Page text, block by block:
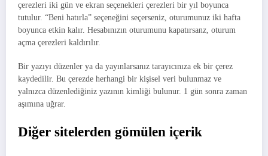
çerezleri iki gün ve ekran seçenekleri çerezleri bir yıl boyunca
tutulur. “Beni hatırla” seçeneğini seçerseniz, oturumunuz iki hafta
boyunca etkin kalır. Hesabınızın oturumunu kapatırsanz, oturum
açma çerezleri kaldırılır.
Bir yazıyı düzenler ya da yayınlarsanız tarayıcınıza ek bir çerez
kaydedilir. Bu çerezde herhangi bir kişisel veri bulunmaz ve
yalnızca düzenlediğiniz yazının kimliği bulunur. 1 gün sonra zaman
aşımına uğrar.
Diğer sitelerden gömülen içerik